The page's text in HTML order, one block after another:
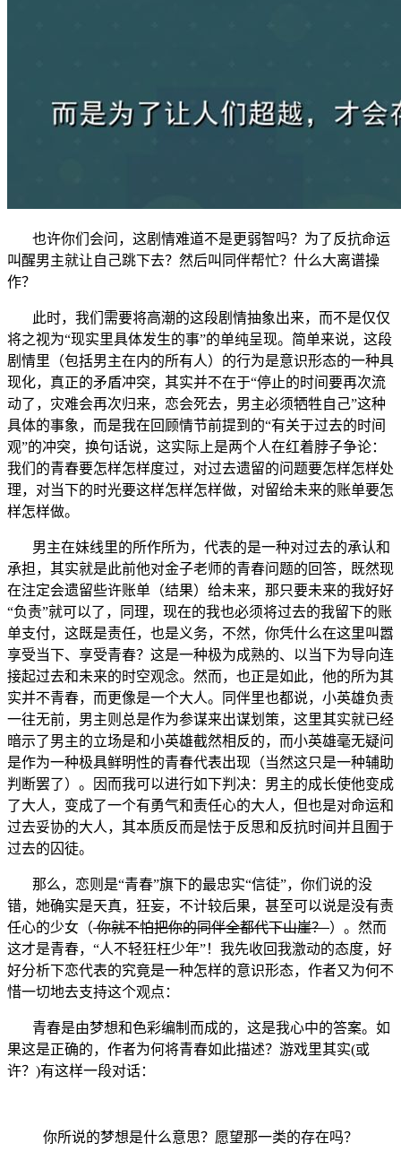
也许你们会问，这剧情难道不是更弱智吗？为了反抗命运
叫醒男主就让自己跳下去？然后叫同伴帮忙？什么大离谱操
作？
此时，我们需要将高潮的这段剧情抽象出来，而不是仅仅
将之视为“现实里具体发生的事”的单纯呈现。简单来说，这段
剧情里（包括男主在内的所有人）的行为是意识形态的一种具
现化，真正的矛盾冲突，其实并不在于“停止的时间要再次流
动了，灾难会再次归来，恋会死去，男主必须牺牲自己”这种
具体的事象，而是我在回顾情节前提到的“有关于过去的时间
观”的冲突，换句话说，这实际上是两个人在红着脖子争论：
我们的青春要怎样怎样度过，对过去遗留的问题要怎样怎样处
理，对当下的时光要这样怎样怎样做，对留给未来的账单要怎
样怎样做。
男主在妹线里的所作所为，代表的是一种对过去的承认和
承担，其实就是此前他对金子老师的青春问题的回答，既然现
在注定会遗留些许账单（结果）给未来，那只要未来的我好好
“负责”就可以了，同理，现在的我也必须将过去的我留下的账
单支付，这既是责任，也是义务，不然，你凭什么在这里叫嚣
享受当下、享受青春？这是一种极为成熟的、以当下为导向连
接起过去和未来的时空观念。然而，也正是如此，他的所为其
实并不青春，而更像是一个大人。同伴里也都说，小英雄负责
一往无前，男主则总是作为参谋来出谋划策，这里其实就已经
暗示了男主的立场是和小英雄截然相反的，而小英雄毫无疑问
是作为一种极具鲜明性的青春代表出现（当然这只是一种辅助
判断罢了）。因而我可以进行如下判决：男主的成长使他变成
了大人，变成了一个有勇气和责任心的大人，但也是对命运和
过去妥协的大人，其本质反而是怯于反思和反抗时间并且囿于
过去的囚徒。
那么，恋则是“青春”旗下的最忠实“信徒”，你们说的没
错，她确实是天真，狂妄，不计较后果，甚至可以说是没有责
任心的少女（你就不怕把你的同伴全都代下山崖？）。然而
这才是青春，“人不轻狂枉少年”！我先收回我激动的态度，好
好分析下恋代表的究竟是一种怎样的意识形态，作者又为何不
惜一切地去支持这个观点：
青春是由梦想和色彩编制而成的，这是我心中的答案。如
果这是正确的，作者为何将青春如此描述？游戏里其实(或
许？)有这样一段对话：
你所说的梦想是什么意思？愿望那一类的存在吗？